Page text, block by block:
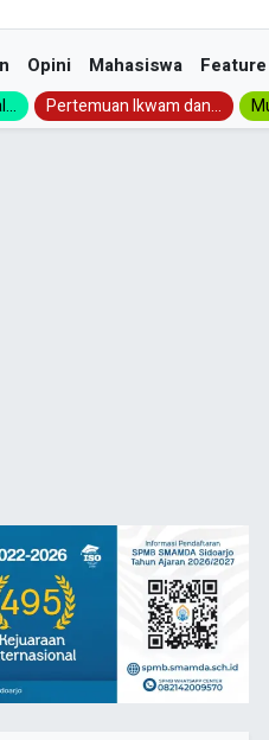
Opini Mahasiswa Feature
Pertemuan Ikwam dan...